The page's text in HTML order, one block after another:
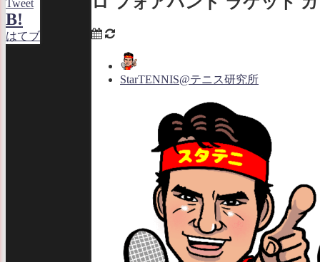
Tweet
B!
はてブ
StarTENNIS@テニス研究所